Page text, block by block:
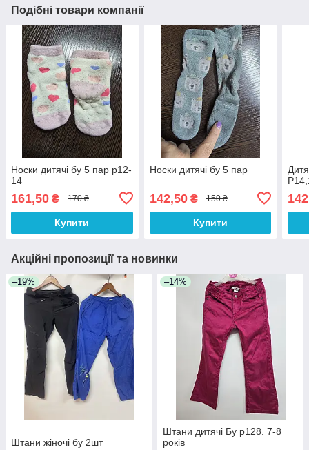
Подібні товари компанії
Носки дитячі бу 5 пар р12-
14
161,50 ₴ 170 ₴
Купити
Носки дитячі бу 5 пар
142,50₴ 150 ₴
Купити
Акційні пропозиції та новинки
–19%
Штани жіночі бу 2шт
–14%
Штани дитячі Бу р128. 7-8
років